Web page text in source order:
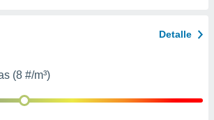
Detalle
(8 #/m³)